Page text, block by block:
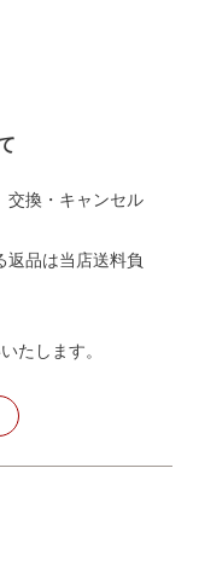
交換・キャンセル
返品は当店送料負
たします。